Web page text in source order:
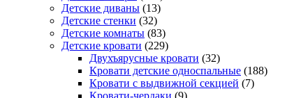
Детские диваны (13)
Детские стенки (32)
Детские комнаты (83)
Детские кровати (229)
Двухъярусные кровати (32)
Кровати детские односпальные (188)
Кровати с выдвижной секцией (7)